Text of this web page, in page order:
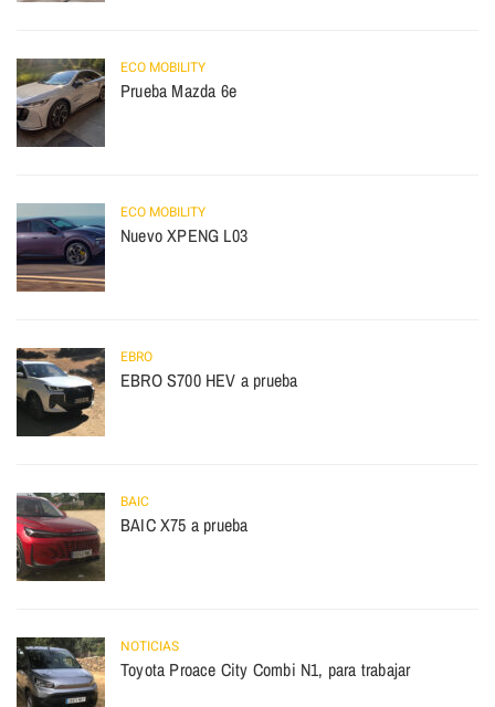
ECO MOBILITY
Prueba Mazda 6e
ECO MOBILITY
Nuevo XPENG L03
EBRO
EBRO S700 HEV a prueba
BAIC
BAIC X75 a prueba
NOTICIAS
Toyota Proace City Combi N1, para trabajar